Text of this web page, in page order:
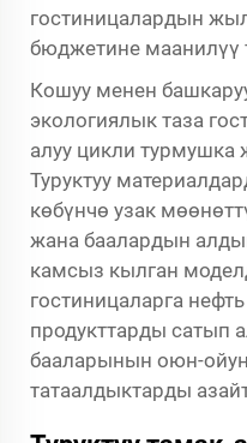
гостиницалардын
бюджетине маанилүү
Кошуу менен
экологиялык таза
алуу цикли турмушка
Туруктуу
көбүнчө узак
жана баалардын
камсыз кылган
гостиницаларга
продукттарды сатып
бааларынын оюн-
татаалдыктарды